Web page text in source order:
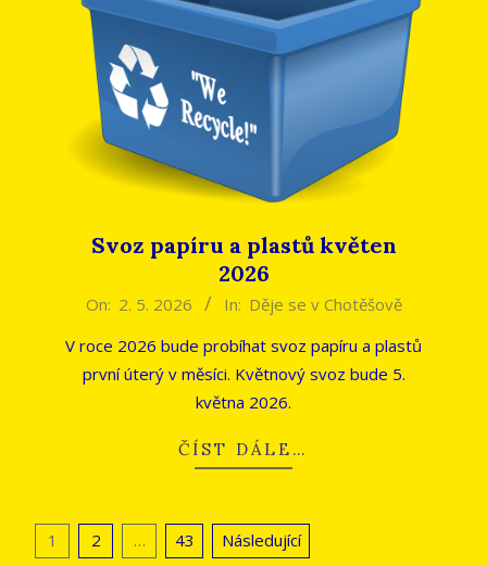
Svoz papíru a plastů květen
2026
2026-
02
On: 2. 5. 2026 In: Děje se v Chotěšově
V roce 2026 bude probíhat svoz papíru a plastů
první úterý v měsíci. Květnový svoz bude 5.
května 2026.
ČÍST DÁLE…
Stránkování
1 2 … 43 Následující